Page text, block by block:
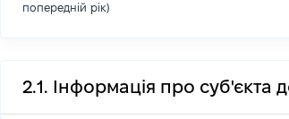
попередній рік)
2.1. Інформація про суб'єкта